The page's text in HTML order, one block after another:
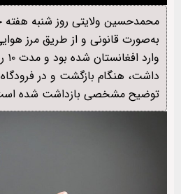
محمدحسین ولایتی روز شنبه هفته
به‌صورت قانونی و از طریق مرز
داشت، هنگام بازگشت و در
توضیح مشخصی بازداشت شده